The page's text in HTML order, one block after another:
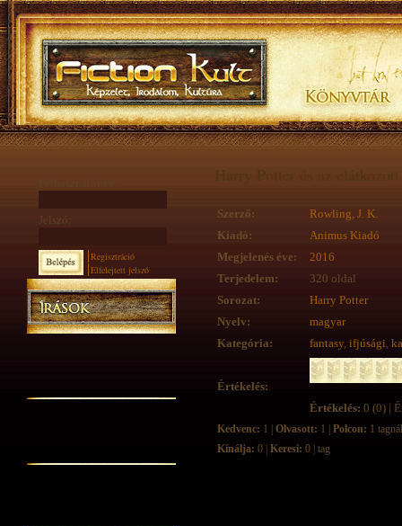
Jelszó:
Regisztráció
Elfelejtett jelszó
Harry Potter és az
Szerző:
Rowling, J. K.
Kiadó:
Animus Kiadó
Megjelenés éve:
2016
Terjedelem:
320 oldal
Sorozat:
Harry Potter
Nyelv:
magyar
Kategória:
fantasy, ifjúsági,
Értékelés:
Értékelés: 0 (0) |
Kedvenc: 1 | Olvasott: 1 | Polcon: 1 tagnál
Kínálja: 0 | Keresi: 0 | tag